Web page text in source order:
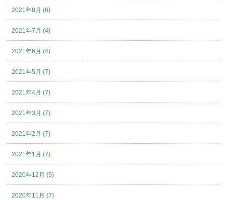
2021年8月 (6)
2021年7月 (4)
2021年6月 (4)
2021年5月 (7)
2021年4月 (7)
2021年3月 (7)
2021年2月 (7)
2021年1月 (7)
2020年12月 (5)
2020年11月 (7)